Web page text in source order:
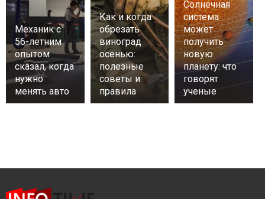
Механик с
56-летним
опытом
сказал, когда
нужно
менять авто
Как и когда
обрезать
виноград
осенью:
полезные
советы и
правила
Солнечная
система
может
получить
новую
планету: что
говорят
ученые